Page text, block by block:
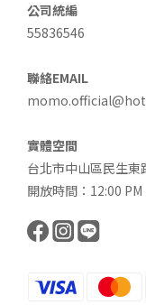
公司統編
55836546
聯絡EMAIL
實體空間
台北市中山區民生東
開放時間：12:00 PM